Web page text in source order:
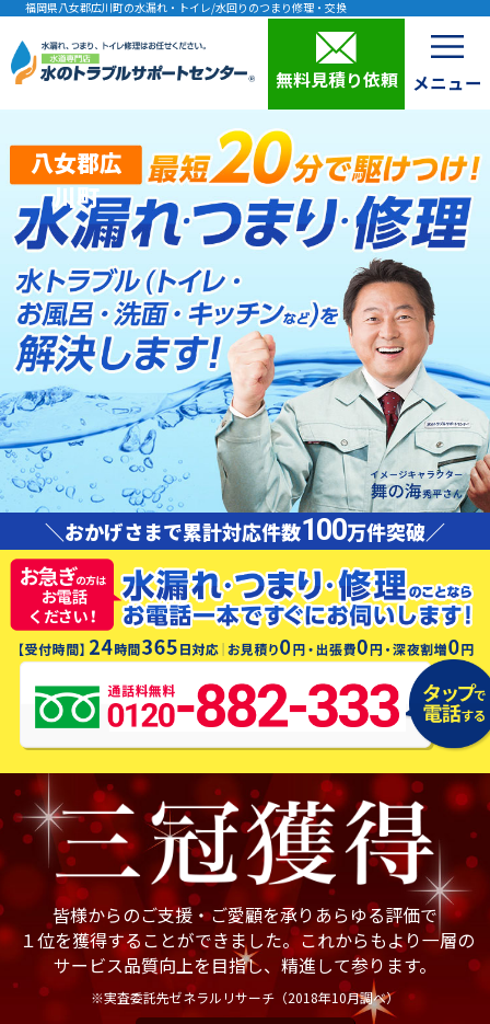
福岡県八女郡広川町の水漏れ・トイレ/水回りのつまり修理・交換
無料見積り依頼
八女郡広
川町
＼おかげさまで累計対応件数100万件突破／
皆様からのご支援・ご愛顧を承りあらゆる評価で
１位を獲得することができました。これからもより一層の
サービス品質向上を目指し、精進して参ります。
※実査委託先ゼネラルリサーチ （2018年10月調べ）